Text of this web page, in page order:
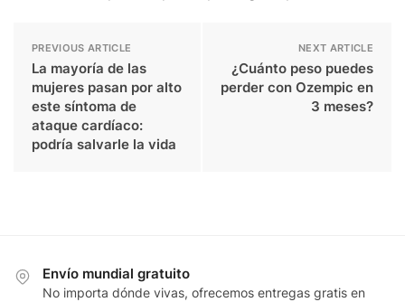
PREVIOUS ARTICLE
La mayoría de las
mujeres pasan por alto
este síntoma de
ataque cardíaco:
podría salvarle la vida
NEXT ARTICLE
¿Cuánto peso puedes
perder con Ozempic en
3 meses?
Envío mundial gratuito
No importa dónde vivas, ofrecemos entregas gratis en